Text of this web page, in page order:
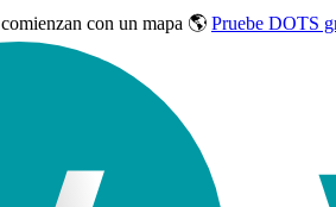
comienzan con un mapa 🌎 Pruebe DOTS